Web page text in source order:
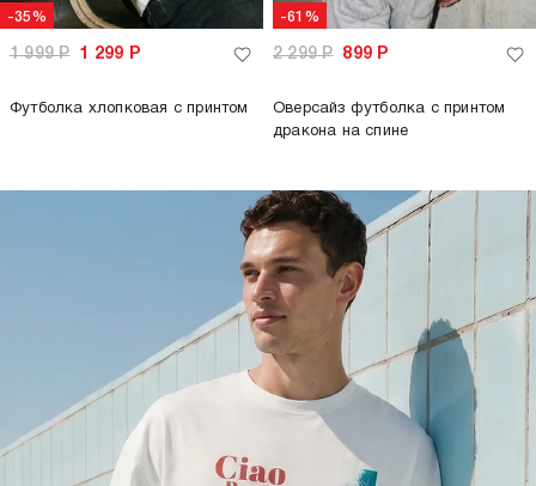
-35%
1 999Р 1 299 Р
Футболка хлопковая с принтом
-61%
2 299Р 899 Р
Оверсайз футболка с принтом
дракона на спине